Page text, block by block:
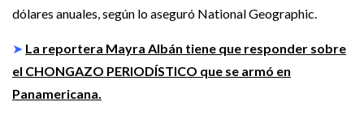
dólares anuales, según lo aseguró National Geographic.
➤ La reportera Mayra Albán tiene que responder sobre
el CHONGAZO PERIODÍSTICO que se armó en
Panamericana.